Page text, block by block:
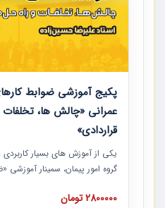
پکیج آموزشی ضوابط
عمرانی «چالش ها،
قراردادی»
یکی از آموزش‏‏‏‏‏‏ های بسیار
گروه امور پیمان، سمینار آموزشی
های عمرانی» چالش ها، تخلفات
است که در محل سندیکای شرکت
2800000 تومان